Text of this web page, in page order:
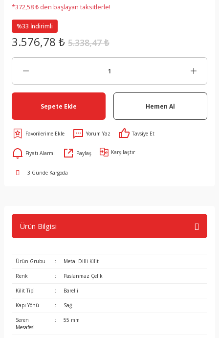
*372,58 ₺ den başlayan taksitlerle!
%33 İndirimli
3.576,78 ₺ 5.338,47 ₺
Sepete Ekle Hemen Al
Yorum Yaz Tavsiye Et
Fiyatı Alarmı Paylaş Karşılaştır
3 Günde Kargoda
Ürün Bilgisi
Ürün Grubu : Metal Dilli Kilit
Renk : Paslanmaz Çelik
Kilit Tipi : Barelli
Kapı Yönü : Sağ
Seren
Mesafesi
: 55 mm